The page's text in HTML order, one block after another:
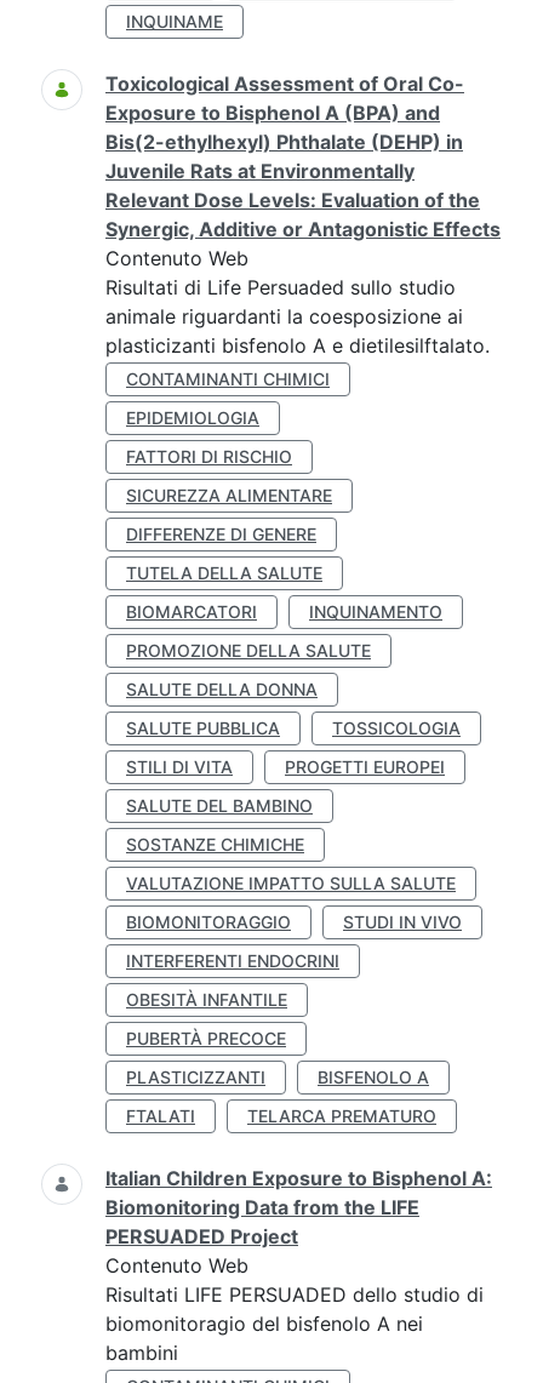
INQUINAME
Toxicological Assessment of Oral Co-
Exposure to Bisphenol A (BPA) and
Bis(2-ethylhexyl) Phthalate (DEHP) in
Juvenile Rats at Environmentally
Relevant Dose Levels: Evaluation of the
Synergic, Additive or Antagonistic Effects
Contenuto Web
Risultati di Life Persuaded sullo studio
animale riguardanti la coesposizione ai
plasticizanti bisfenolo A e dietilesilftalato.
CONTAMINANTI CHIMICI
EPIDEMIOLOGIA
FATTORI DI RISCHIO
SICUREZZA ALIMENTARE
DIFFERENZE DI GENERE
TUTELA DELLA SALUTE
BIOMARCATORI
INQUINAMENTO
PROMOZIONE DELLA SALUTE
SALUTE DELLA DONNA
SALUTE PUBBLICA
TOSSICOLOGIA
STILI DI VITA
PROGETTI EUROPEI
SALUTE DEL BAMBINO
SOSTANZE CHIMICHE
VALUTAZIONE IMPATTO SULLA SALUTE
BIOMONITORAGGIO
STUDI IN VIVO
INTERFERENTI ENDOCRINI
OBESITÀ INFANTILE
PUBERTÀ PRECOCE
PLASTICIZZANTI
BISFENOLO A
FTALATI
TELARCA PREMATURO
Italian Children Exposure to Bisphenol A:
Biomonitoring Data from the LIFE
PERSUADED Project
Contenuto Web
Risultati LIFE PERSUADED dello studio di
biomonitoragio del bisfenolo A nei
bambini